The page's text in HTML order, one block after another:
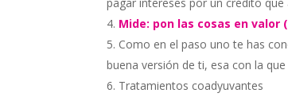
Mide: pon las cosas en valor
Como en el paso uno te has
buena versión de ti, esa con la
Tratamientos coadyuvantes